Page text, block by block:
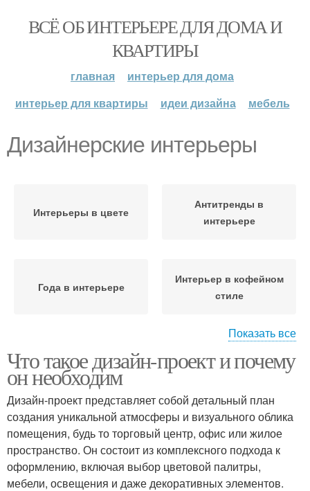
ВСЁ ОБ ИНТЕРЬЕРЕ ДЛЯ ДОМА И
КВАРТИРЫ
главная
интерьер для дома
интерьер для квартиры
идеи дизайна мебель
Дизайнерские интерьеры
Интерьеры в цвете
Антитренды в
интерьере
Года в интерьере
Интерьер в кофейном
стиле
Пантон в интерьере Стен в интерьере
Показать все
Что такое дизайн-проект и почему
он необходим
Дизайн-проект представляет собой детальный план
создания уникальной атмосферы и визуального облика
помещения, будь то торговый центр, офис или жилое
пространство. Он состоит из комплексного подхода к
оформлению, включая выбор цветовой палитры,
мебели, освещения и даже декоративных элементов.